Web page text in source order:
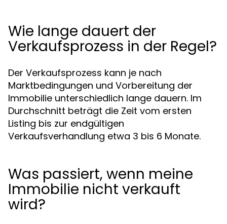
Wie lange dauert der
Verkaufsprozess in der Regel?
Der Verkaufsprozess kann je nach
Marktbedingungen und Vorbereitung der
Immobilie unterschiedlich lange dauern. Im
Durchschnitt beträgt die Zeit vom ersten
Listing bis zur endgültigen
Verkaufsverhandlung etwa 3 bis 6 Monate.
Was passiert, wenn meine
Immobilie nicht verkauft
wird?